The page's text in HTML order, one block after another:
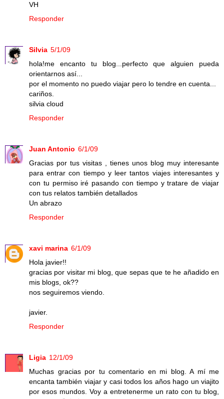
VH
Responder
Silvia 5/1/09
hola!me encanto tu blog...perfecto que alguien pueda
orientarnos así...
por el momento no puedo viajar pero lo tendre en cuenta...
cariños.
silvia cloud
Responder
Juan Antonio 6/1/09
Gracias por tus visitas , tienes unos blog muy interesante
para entrar con tiempo y leer tantos viajes interesantes y
con tu permiso iré pasando con tiempo y tratare de viajar
con tus relatos también detallados
Un abrazo
Responder
xavi marina 6/1/09
Hola javier!!
gracias por visitar mi blog, que sepas que te he añadido en
mis blogs, ok??
nos seguiremos viendo.
javier.
Responder
Ligia 12/1/09
Muchas gracias por tu comentario en mi blog. A mí me
encanta también viajar y casi todos los años hago un viajito
por esos mundos. Voy a entretenerme un rato con tu blog,